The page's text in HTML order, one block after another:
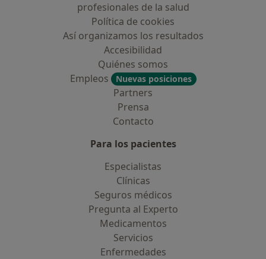
profesionales de la salud
Política de cookies
Así organizamos los resultados
Accesibilidad
Quiénes somos
Empleos
Nuevas posiciones
Partners
Prensa
Contacto
Para los pacientes
Especialistas
Clínicas
Seguros médicos
Pregunta al Experto
Medicamentos
Servicios
Enfermedades